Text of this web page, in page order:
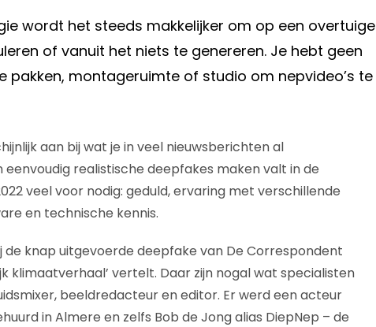
wordt het steeds makkelijker om op een
of vanuit het niets te genereren. Je hebt geen
montageruimte of studio om nepvideo’s te
aan bij wat je in veel nieuwsberichten al
eenvoudig realistische deepfakes maken valt in de
veel voor nodig: geduld, ervaring met verschillende
en technische kennis.
knap uitgevoerde deepfake van De Correspondent
klimaatverhaal’ vertelt. Daar zijn nogal wat specialisten
beeldredacteur en editor. Er werd een acteur
in Almere en zelfs Bob de Jong alias DiepNep – de